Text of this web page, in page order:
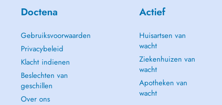
Doctena
Gebruiksvoorwaarden
Privacybeleid
Klacht indienen
Beslechten van
geschillen
Over ons
Actief
Huisartsen van
wacht
Ziekenhuizen van
wacht
Apotheken van
wacht